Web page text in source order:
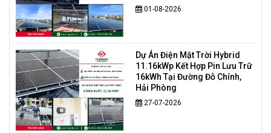
01-08-2026
Dự Án Điện Mặt Trời Hybrid
11.16kWp Kết Hợp Pin Lưu Trữ
16kWh Tại Đường Đỗ Chính,
Hải Phòng
27-07-2026